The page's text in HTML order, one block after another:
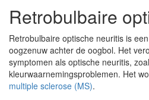
Retrobulbaire
Retrobulbaire optische neuritis is
oogzenuw achter de oogbol. Het
symptomen als optische neuritis,
kleurwaarnemingsproblemen. Het
multiple sclerose (MS).